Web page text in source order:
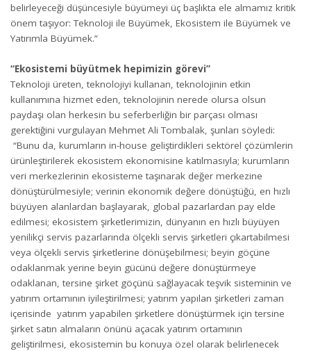
belirleyeceği düşüncesiyle büyümeyi üç başlıkta ele almamız kritik
önem taşıyor: Teknoloji ile Büyümek, Ekosistem ile Büyümek ve
Yatırımla Büyümek.”
“Ekosistemi büyütmek hepimizin görevi”
Teknoloji üreten, teknolojiyi kullanan, teknolojinin etkin
kullanımına hizmet eden, teknolojinin nerede olursa olsun
paydaşı olan herkesin bu seferberliğin bir parçası olması
gerektiğini vurgulayan Mehmet Ali Tombalak, şunları söyledi:
“Bunu da, kurumların in-house geliştirdikleri sektörel çözümlerin
ürünleştirilerek ekosistem ekonomisine katılmasıyla; kurumların
veri merkezlerinin ekosisteme taşınarak değer merkezine
dönüştürülmesiyle; verinin ekonomik değere dönüştüğü, en hızlı
büyüyen alanlardan başlayarak, global pazarlardan pay elde
edilmesi; ekosistem şirketlerimizin, dünyanın en hızlı büyüyen
yenilikçi servis pazarlarında ölçekli servis şirketleri çıkartabilmesi
veya ölçekli servis şirketlerine dönüşebilmesi; beyin göçüne
odaklanmak yerine beyin gücünü değere dönüştürmeye
odaklanan, tersine şirket göçünü sağlayacak teşvik sisteminin ve
yatırım ortamının iyileştirilmesi; yatırım yapılan şirketleri zaman
içerisinde yatırım yapabilen şirketlere dönüştürmek için tersine
şirket satın almaların önünü açacak yatırım ortamının
geliştirilmesi, ekosistemin bu konuya özel olarak belirlenecek